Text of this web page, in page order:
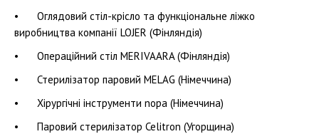
•
Оглядовий стіл-крісло та функціональне ліжко
виробництва компанії LOJER (Фінляндія)
•
Операційний стіл MERIVAARA (Фінляндія)
•
Стерилізатор паровий MELAG (Німеччина)
•
Хірургічні інструменти nopa (Німеччина)
•
Паровий стерилізатор Celitron (Угорщина)